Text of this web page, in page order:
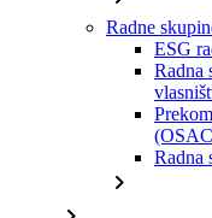
Radne
ESG
Radna
Radna
chevron_right